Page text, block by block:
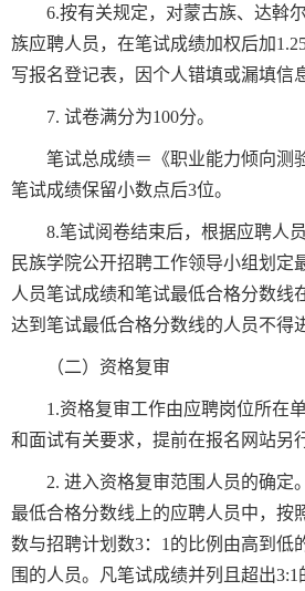
6.按有关规定，对蒙古族、达斡
族应聘人员，在笔试成绩加权后加
写报名登记表，因个人错填或漏填信
7. 试卷满分为100分。
笔试总成绩＝《职业能力倾向测
笔试成绩保留小数点后3位。
8.笔试阅卷结束后，根据应聘人
民族学院公开招聘工作领导小组划定
人员笔试成绩和笔试最低合格分数线
达到笔试最低合格分数线的人员不得
（二）资格复审
1.资格复审工作由应聘岗位所在
和面试有关要求，提前在报名网站另
2. 进入资格复审范围人员的确定
最低合格分数线上的应聘人员中，按
数与招聘计划数3：1的比例由高到低
围的人员。凡笔试成绩并列且超出